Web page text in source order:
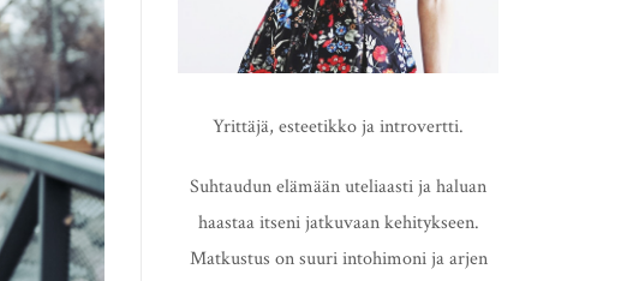
Yrittäjä, esteetikko ja introvertti.
Suhtaudun elämään uteliaasti ja haluan
haastaa itseni jatkuvaan kehitykseen.
Matkustus on suuri intohimoni ja arjen